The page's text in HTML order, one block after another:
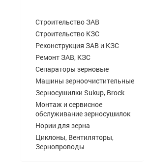
Строительство ЗАВ
Строительство КЗС
Реконструкция ЗАВ и КЗС
Ремонт ЗАВ, КЗС
Сепараторы зерновые
Машины зерноочистительные
Зерносушилки Sukup, Brock
Монтаж и сервисное
обслуживание зерносушилок
Нории для зерна
Циклоны, Вентиляторы,
Зернопроводы